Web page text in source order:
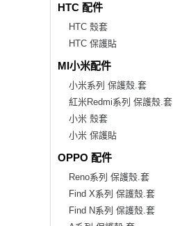
HTC 配件
HTC 殼套
HTC 保護貼
MI小米配件
小米系列 保護殼.套
紅米Redmi系列 保護殼.套
小米 殼套
小米 保護貼
OPPO 配件
Reno系列 保護殼.套
Find X系列 保護殼.套
Find N系列 保護殼.套